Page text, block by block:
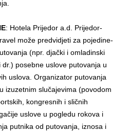
: Hotela Prijedor a.d. Prijedor-
može predvidjeti za pojedine-
(npr. djački i omladinski
posebne uslove putovanja u
uslova. Organizator putovanja
izuzetnim slučajevima (povodom
kongresnih i sličnih
uslove u pogledu rokova i
putnika od putovanja, iznosa i